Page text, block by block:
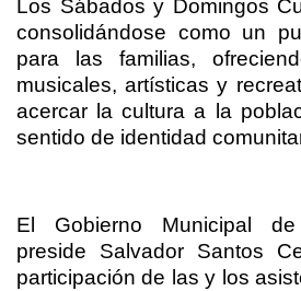
Los Sábados y Domingos
consolidándose como un
para las familias,
musicales, artísticas y
acercar la cultura a la
sentido de identidad
El Gobierno Municipal
preside Salvador Santos
participación de las y los